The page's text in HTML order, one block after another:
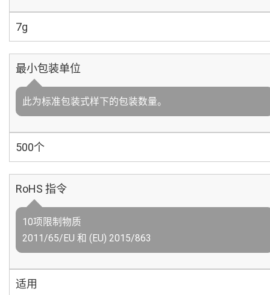
7g
最小包装单位
此为标准包装式样下的包装数量。
500个
RoHS 指令
10项限制物质
2011/65/EU 和 (EU) 2015/863
适用